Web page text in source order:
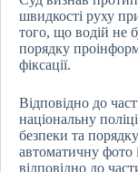
швидкості руху
того, що водій не
порядку
фіксації.
Відповідно до
національну
безпеки та
автоматичну фото
відповідно до